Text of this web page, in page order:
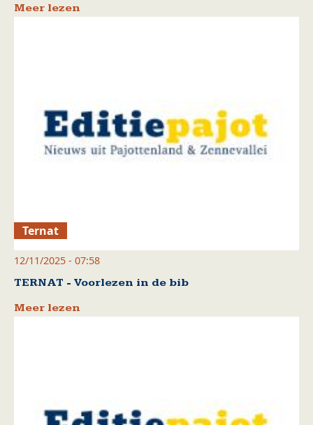
Meer lezen
Ternat
12/11/2025 - 07:58
TERNAT - Voorlezen in de bib
Meer lezen